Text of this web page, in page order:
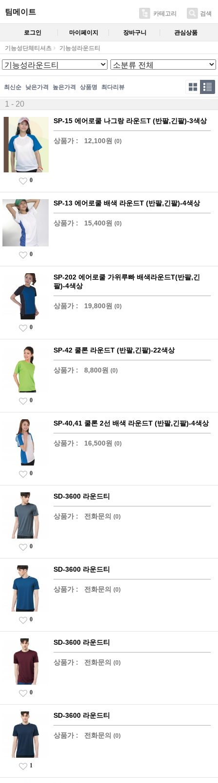
팀메이트 카테고리 검색
로그인 마이페이지 장바구니 관심상품
기능성단체티셔츠 기능성라운드티
최신순 낮은가격 높은가격 상품명 최다리뷰
1 - 20
SP-15 에어로쿨 나그랑 라운드T (반팔,긴팔)-3색상
상품가 : 12,100원 (0)
0
SP-13 에어로쿨 배색 라운드T (반팔,긴팔)-4색상
상품가 : 15,400원 (0)
0
SP-202 에어로쿨 가위루빠 배색라운드T(반팔,긴
팔)-4색상
상품가 : 19,800원 (0)
0
SP-42 쿨론 라운드T (반팔,긴팔)-22색상
상품가 : 8,800원 (0)
0
SP-40,41 쿨론 2선 배색 라운드T (반팔,긴팔)-4색상
상품가 : 16,500원 (0)
0
SD-3600 라운드티
상품가 : 전화문의 (0)
0
SD-3600 라운드티
상품가 : 전화문의 (0)
0
SD-3600 라운드티
상품가 : 전화문의 (0)
0
SD-3600 라운드티
상품가 : 전화문의 (0)
1